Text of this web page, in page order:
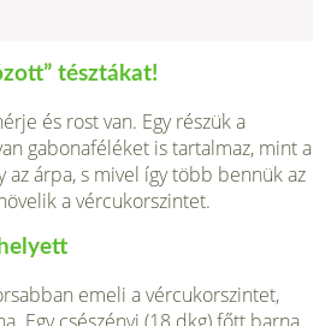
tésztákat!
és rost van. Egy részük a
gabonaféléket is tartalmaz, mint a
az árpa, s mivel így több bennük az
a vércukorszintet.
emeli a vércukor­szintet,